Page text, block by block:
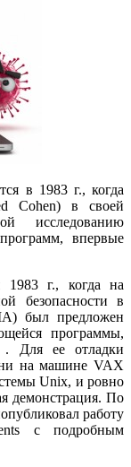
в 1983 г., когда
Cohen) в своей
исследованию
впервые
1983 г., когда на
безопасности в
был предложен
программы,
. Для ее отладки
на машине VAX
Unix, и ровно
демонстрация. По
работу
с подробным